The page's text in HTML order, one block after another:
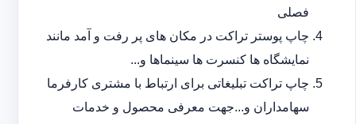
فصلی
چاپ پوستر تراکت در مکان های پر رفت و آمد مانند
نمایشگاه ها کنسرت ها سینماها و...
چاپ تراکت تبلیغاتی برای ارتباط با مشتری کارفرما
سهامداران و...جهت معرفی محصول و خدمات